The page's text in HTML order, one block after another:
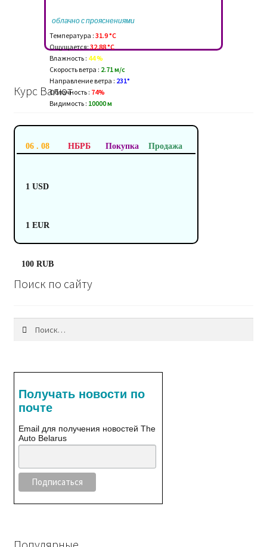
облачно с прояснениями
Температура : 31.9 °C
Ощущается:32.88 °C
Влажность : 44 %
Скорость ветра : 2.71 м/c
Направление ветра : 231°
Облачность : 74%
Видимость : 10000 м
Курс Валют
06 . 08 НБРБ Покупка Продажа
1 USD
1 EUR
100 RUB
Поиск по сайту
Получать новости по
почте
Email для получения новостей The
Auto Belarus